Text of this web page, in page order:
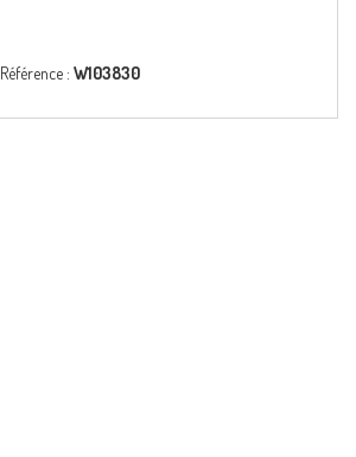
Référence : W103830